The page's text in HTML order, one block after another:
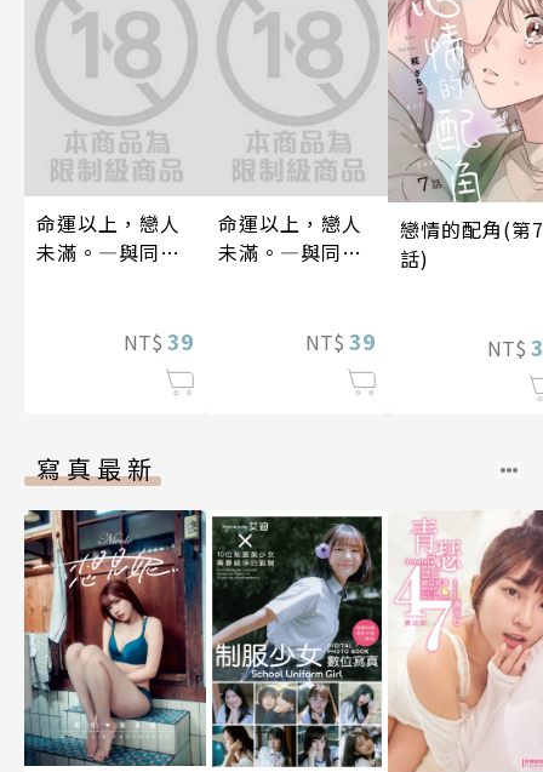
命運以上，戀人
未滿。―與同期α
NT$ 39
命運以上，戀人
未滿。―與同期α
NT$ 39
戀情的配角(第7
話)
NT$
寫真最新